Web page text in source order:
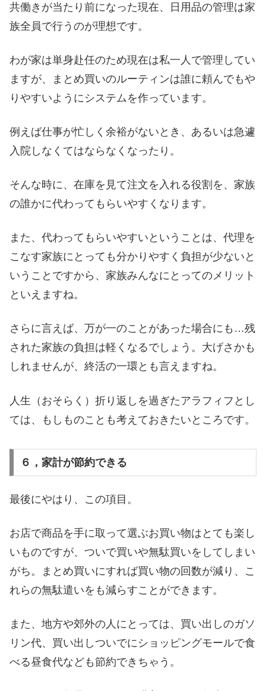
共働きが当たり前になった現在、日用品の管理は家
族全員で行うのが理想です。
わが家は単身赴任のため現在は私一人で管理してい
ますが、まとめ買いのルーティンは誰に頼んでもや
りやすいようにシステムを作っています。
例えば仕事が忙しく余裕がないとき、あるいは急遽
入院しなくてはならなくなったり。
そんな時に、在庫を見て注文を入れる役割を、家族
の誰かに代わってもらいやすくなります。
また、代わってもらいやすいということは、代理を
こなす家族にとっても分かりやすく負担が少ないと
いうことですから、家族みんなにとってのメリット
といえますね。
さらに言えば、万が一のことがあった場合にも…残
された家族の負担は軽くなるでしょう。大げさかも
しれませんが、終活の一環とも言えますね。
人生（おそらく）折り返しを過ぎたアラフィフとし
ては、もしものことも考えておきたいところです。
６，家計が節約できる
最後にやはり、この項目。
お店で商品を手に取って選ぶお買い物はとても楽し
いものですが、ついで買いや無駄買いをしてしまい
がち。まとめ買いにすれば買い物の回数が減り、こ
れらの無駄遣いをも減らすことができます。
また、地方や郊外の人にとっては、買い出しのガソ
リン代、買い出しついでにショッピングモールで食
べる昼食代なども節約できちゃう。